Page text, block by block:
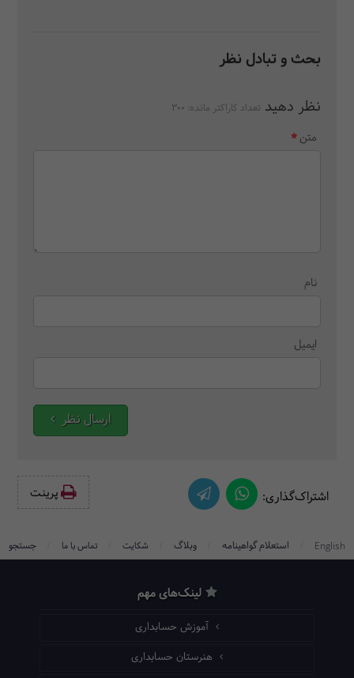
بحث و تبادل نظر
نظر دهید تعداد کاراکتر مانده: 300
متن
نام
ایمیل
ارسال نظر
اشتراک‌گذاری: پرینت‌
English استعلام گواهینامه وبلاگ شکایت تماس با ما جستجو
لینک‌های مهم
آموزش حسابداری
هنرستان حسابداری